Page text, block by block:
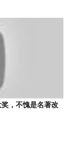
，不愧是名著改